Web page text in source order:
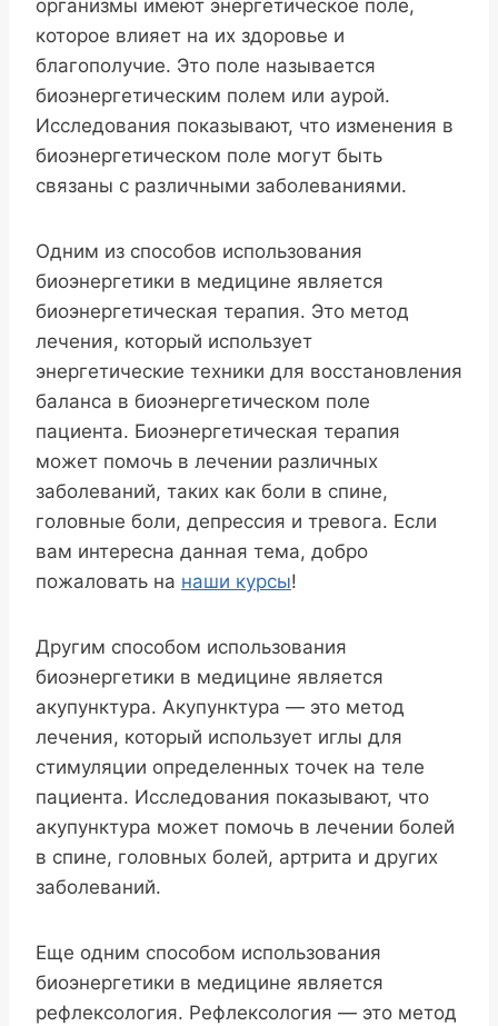
организмы имеют энергетическое поле,
которое влияет на их здоровье и
благополучие. Это поле называется
биоэнергетическим полем или аурой.
Исследования показывают, что изменения в
биоэнергетическом поле могут быть
связаны с различными заболеваниями.
Одним из способов использования
биоэнергетики в медицине является
биоэнергетическая терапия. Это метод
лечения, который использует
энергетические техники для восстановления
баланса в биоэнергетическом поле
пациента. Биоэнергетическая терапия
может помочь в лечении различных
заболеваний, таких как боли в спине,
головные боли, депрессия и тревога. Если
вам интересна данная тема, добро
пожаловать на наши курсы!
Другим способом использования
биоэнергетики в медицине является
акупунктура. Акупунктура — это метод
лечения, который использует иглы для
стимуляции определенных точек на теле
пациента. Исследования показывают, что
акупунктура может помочь в лечении болей
в спине, головных болей, артрита и других
заболеваний.
Еще одним способом использования
биоэнергетики в медицине является
рефлексология. Рефлексология — это метод